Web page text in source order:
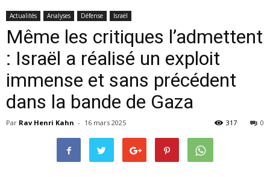
Actualités Analyses Défense Israël
Même les critiques l’admettent
: Israël a réalisé un exploit
immense et sans précédent
dans la bande de Gaza
Par Rav Henri Kahn - 16 mars 2025 0
317